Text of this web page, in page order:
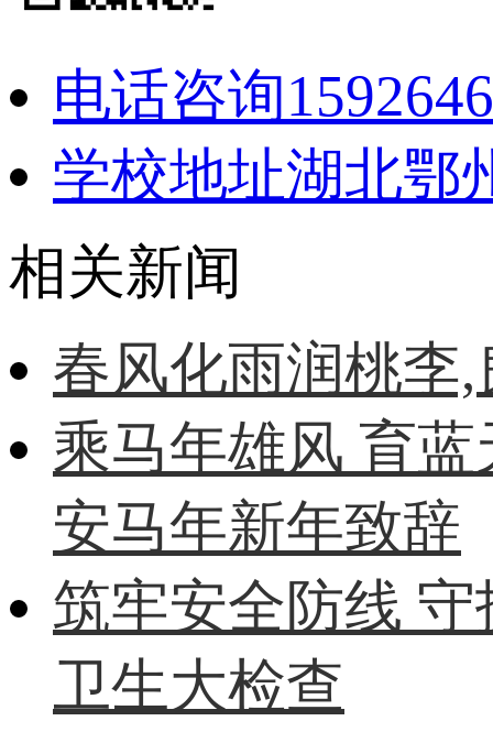
电话咨询
学校地址湖北鄂
相关新闻
春风化雨润桃李
乘马年雄风 育
安马年新年致辞
筑牢安全防线
卫生大检查